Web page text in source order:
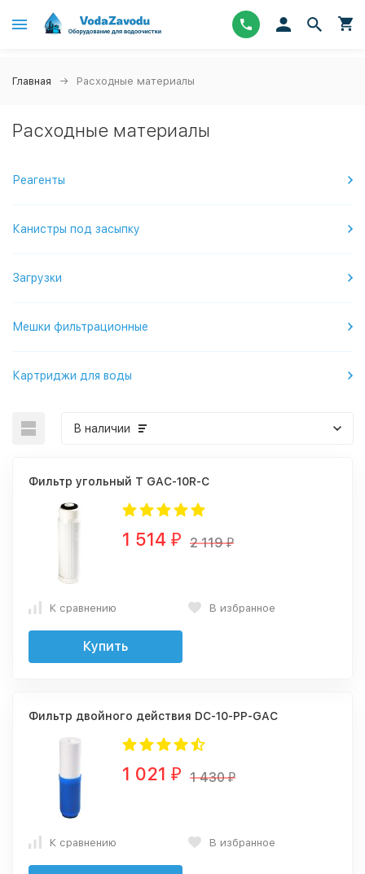
Главная Расходные материалы
Расходные материалы
Реагенты
Канистры под засыпку
Загрузки
Мешки фильтрационные
Картриджи для воды
В наличии
Фильтр угольный Т GAC-10R-C
1 514 ₽ 2 119₽
К сравнению В избранное
Купить
Фильтр двойного действия DC-10-PP-GAC
1 021 ₽ 1 430₽
К сравнению В избранное